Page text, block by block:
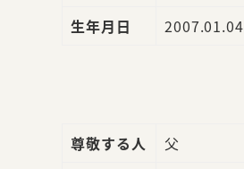
生年月日
2007.01.04
尊敬する人
父